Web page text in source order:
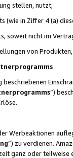
stellen, nutzt;
(wie in Ziffer 4 (a)
soweit nicht im
von
“)
Werbeaktionen
”) zu verdienen.
ganz oder